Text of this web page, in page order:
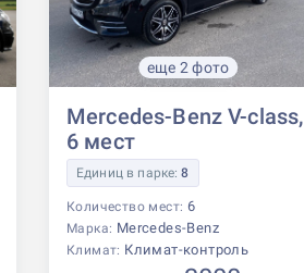
еще 2 фото
Mercedes-Benz V-class,
6 мест
Единиц в парке:8
Количество мест: 6
Марка: Mercedes-Benz
Климат: Климат-контроль